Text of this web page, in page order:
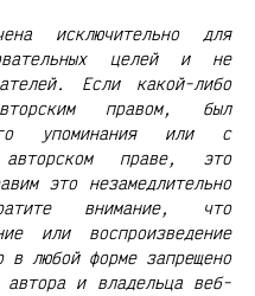
исключительно для
целей и не
Если какой-либо
правом, был
упоминания или с
праве, это
это незамедлительно
внимание, что
или воспроизведение
в любой форме запрещено
автора и владельца веб-